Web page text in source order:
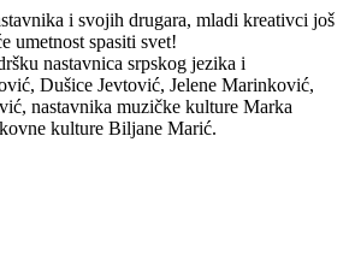
i svojih drugara, mladi kreativci još
umetnost spasiti svet!
nastavnica srpskog jezika i
Dušice Jevtović, Jelene Marinković,
nastavnika muzičke kulture Marka
kulture Biljane Marić.